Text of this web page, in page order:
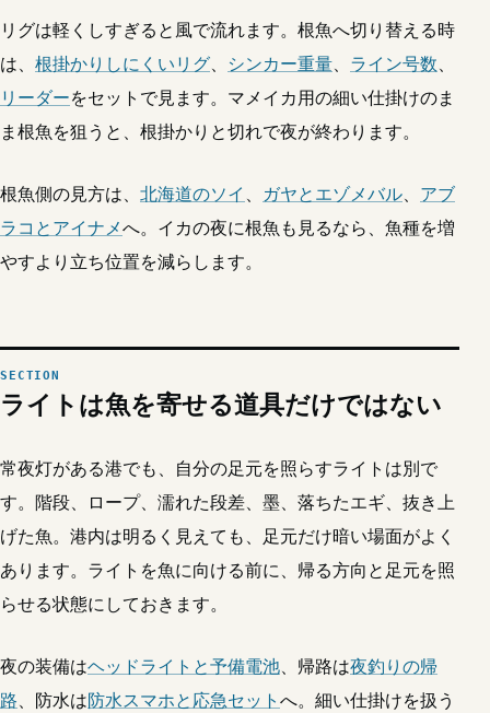
リグは軽くしすぎると風で流れます。根魚へ切り替える時
は、 根掛かりしにくいリグ、 シンカー重量、 ライン号数、
リーダーをセットで見ます。マメイカ用の細い仕掛けのま
ま根魚を狙うと、根掛かりと切れで夜が終わります。
根魚側の見方は、 北海道のソイ 、 ガヤとエゾメバル、 アブ
ラコとアイナメへ。イカの夜に根魚も見るなら、魚種を増
やすより立ち位置を減らします。
ライトは魚を寄せる道具だけではない
常夜灯がある港でも、自分の足元を照らすライトは別で
す。階段、ロープ、濡れた段差、墨、落ちたエギ、抜き上
げた魚。港内は明るく見えても、足元だけ暗い場面がよく
あります。ライトを魚に向ける前に、帰る方向と足元を照
らせる状態にしておきます。
夜の装備はヘッドライトと予備電池、帰路は夜釣りの帰
路、防水は防水スマホと応急セットへ。細い仕掛けを扱う